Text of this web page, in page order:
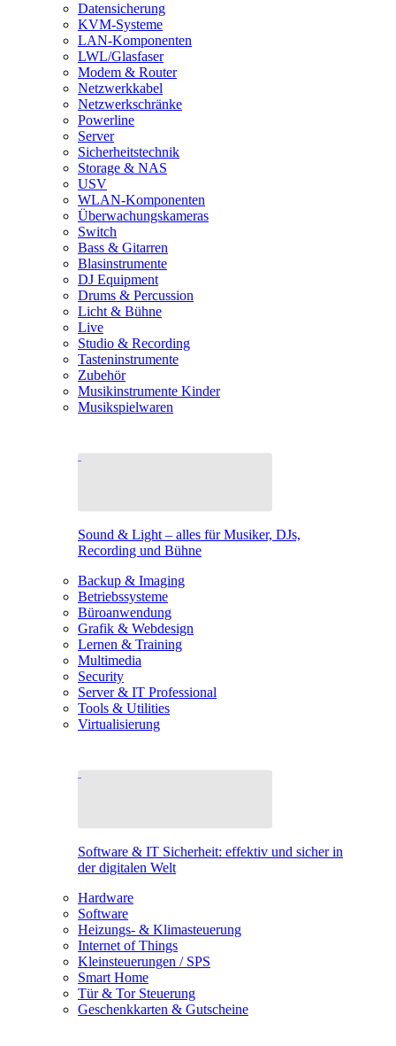
Datensicherung
KVM-Systeme
LAN-Komponenten
LWL/Glasfaser
Modem & Router
Netzwerkkabel
Netzwerkschränke
Powerline
Server
Sicherheitstechnik
Storage & NAS
USV
WLAN-Komponenten
Überwachungskameras
Switch
Bass & Gitarren
Blasinstrumente
DJ Equipment
Drums & Percussion
Licht & Bühne
Live
Studio & Recording
Tasteninstrumente
Zubehör
Musikinstrumente Kinder
Musikspielwaren
Sound & Light – alles für Musiker, DJs,
Recording und Bühne
Backup & Imaging
Betriebssysteme
Büroanwendung
Grafik & Webdesign
Lernen & Training
Multimedia
Security
Server & IT Professional
Tools & Utilities
Virtualisierung
Software & IT Sicherheit: effektiv und sicher in
der digitalen Welt
Hardware
Software
Heizungs- & Klimasteuerung
Internet of Things
Kleinsteuerungen / SPS
Smart Home
Tür & Tor Steuerung
Geschenkkarten & Gutscheine